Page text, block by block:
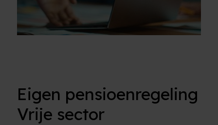
Eigen pensioenregeling
Vrije sector